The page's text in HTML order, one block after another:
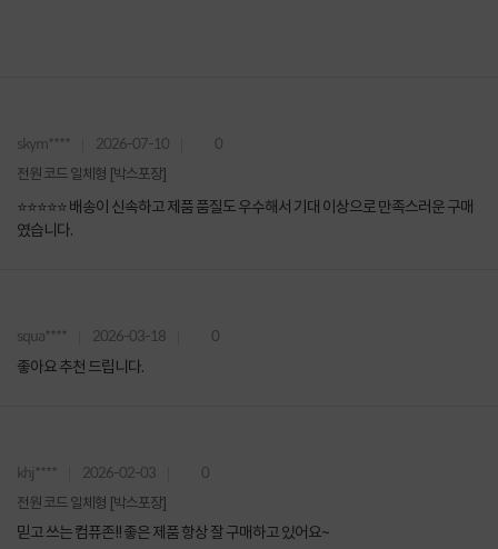
skym**** 2026-07-10 0
전원 코드 일체형 [박스포장]
⭐⭐⭐⭐⭐ 배송이 신속하고 제품 품질도 우수해서 기대 이상으로 만족스러운 구매
였습니다.
squa**** 2026-03-18 0
좋아요 추천 드립니다.
khj**** 2026-02-03 0
전원 코드 일체형 [박스포장]
믿고 쓰는 컴퓨존!! 좋은 제품 항상 잘 구매하고 있어요~